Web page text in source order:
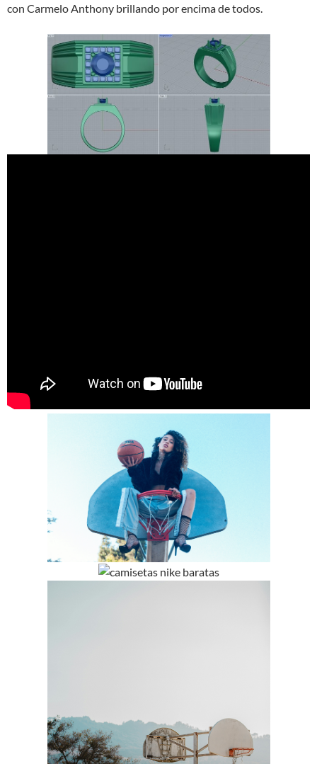
con Carmelo Anthony brillando por encima de todos.